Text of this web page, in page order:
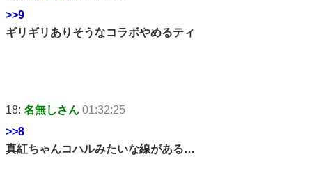
>>9
ギリギリありそうなコラボやめるティ
18: 名無しさん 01:32:25
>>8
真紅ちゃんコハルみたいな線がある…